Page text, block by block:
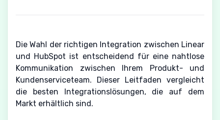
Die Wahl der richtigen Integration zwischen Linear
und HubSpot ist entscheidend für eine nahtlose
Kommunikation zwischen Ihrem Produkt- und
Kundenserviceteam. Dieser Leitfaden vergleicht
die besten Integrationslösungen, die auf dem
Markt erhältlich sind.